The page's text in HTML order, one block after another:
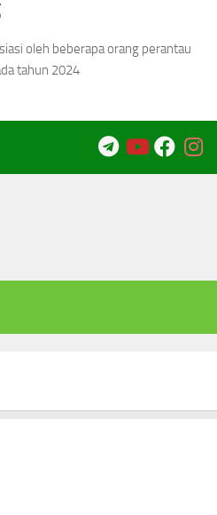
oleh beberapa orang perantau
tahun 2024